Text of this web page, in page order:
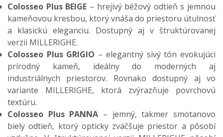
Colosseo Plus BEIGE – hrejivý béžový odtieň s jemnou
kameňovou kresbou, ktorý vnáša do priestoru útulnosť
a klasickú eleganciu. Dostupný aj v štruktúrovanej
verzii MILLERIGHE.
Colosseo Plus GRIGIO – elegantný sivý tón evokujúci
prírodný kameň, ideálny do moderných aj
industriálnych priestorov. Rovnako dostupný aj vo
variante MILLERIGHE, ktorá zvýrazňuje povrchovú
textúru.
Colosseo Plus PANNA – jemný, takmer smotanovo
biely odtieň, ktorý opticky zväčšuje priestor a pôsobí